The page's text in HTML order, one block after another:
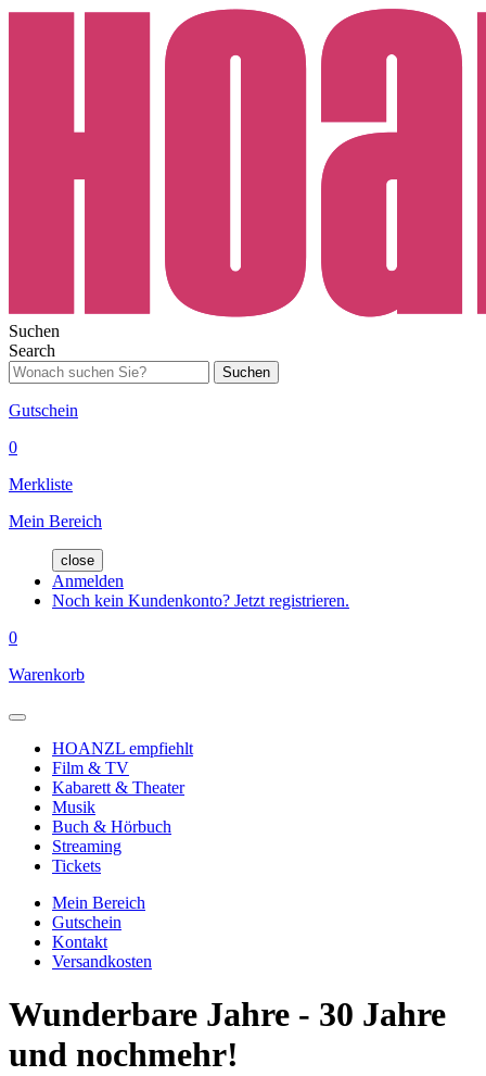
Suchen
Search
Suchen
Gutschein
0
Merkliste
Mein Bereich
close
Anmelden
Noch kein Kundenkonto? Jetzt registrieren.
0
Warenkorb
HOANZL empfiehlt
Film & TV
Kabarett & Theater
Musik
Buch & Hörbuch
Streaming
Tickets
Mein Bereich
Gutschein
Kontakt
Versandkosten
Wunderbare Jahre - 30 Jahre
und nochmehr!